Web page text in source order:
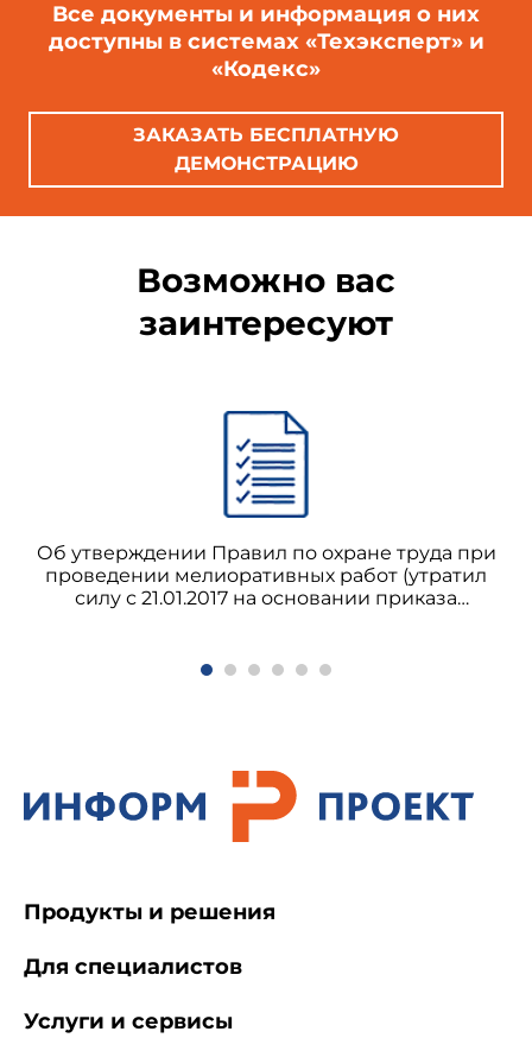
Все документы и информация о них
доступны в системах «Техэксперт» и
«Кодекс»
ЗАКАЗАТЬ БЕСПЛАТНУЮ
ДЕМОНСТРАЦИЮ
Возможно вас
заинтересуют
Об утверждении Правил по охране труда при
проведении мелиоративных работ (утратил
силу с 21.01.2017 на основании приказа
Продукты и решения
Для специалистов
Услуги и сервисы